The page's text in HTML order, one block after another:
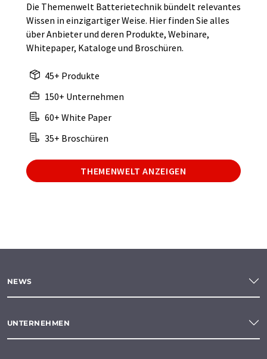
Die Themenwelt Batterietechnik bündelt relevantes
Wissen in einzigartiger Weise. Hier finden Sie alles
über Anbieter und deren Produkte, Webinare,
Whitepaper, Kataloge und Broschüren.
45+ Produkte
150+ Unternehmen
60+ White Paper
35+ Broschüren
THEMENWELT ANZEIGEN
NEWS
UNTERNEHMEN